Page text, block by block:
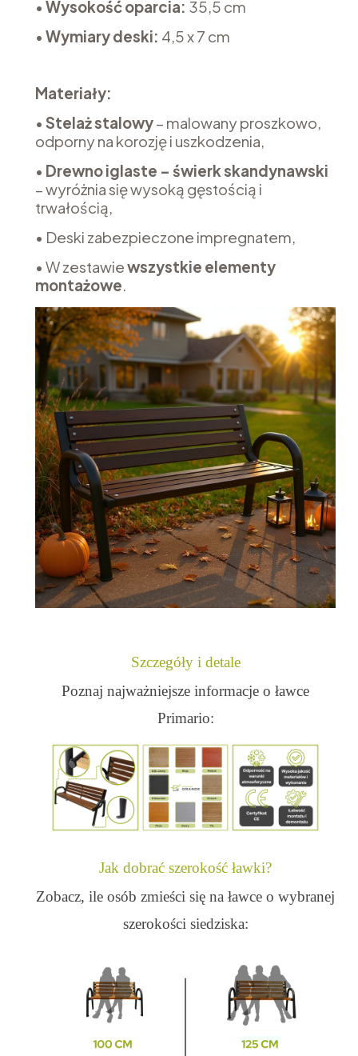
• Wysokość oparcia: 35,5 cm
• Wymiarydeski: 4,5 x 7 cm
Materiały:
• Stelaż stalowy– malowany proszkowo,
odporny na korozję i uszkodzenia,
• Drewno iglaste – świerk skandynawski
– wyróżnia się wysoką gęstością i
trwałością,
• Deski zabezpieczone impregnatem,
• W zestawiewszystkie elementy
montażowe.
Szczegóły i detale
Poznaj najważniejsze informacje o ławce
Primario:
Jak dobrać szerokość ławki?
Zobacz, ile osób zmieści się na ławce o wybranej
szerokości siedziska: